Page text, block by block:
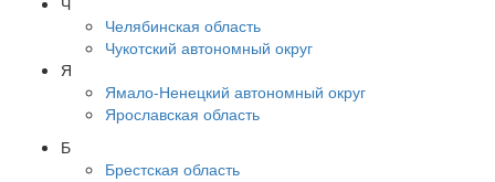
Челябинская область
Чукотский автономный округ
Я
Ямало-Ненецкий автономный округ
Ярославская область
Б
Брестская область